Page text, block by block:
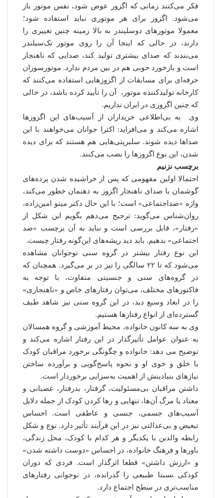
فکر می‌کنند زمانی که اگزور عوض شود، نفس موتور باز
می‌شود. اگزوز برای هر موتوری نباید استفاده شود؛
معمولا موتورهای دوسلیندر به بالا زمینه چنین تغییری را
دارند، در حالی که اینجا آن را روی موتور تک‌سیلندر
می‌بندند که صدای بیشتری تولید کند، صدایی که ناهنجار
است و بازخورد خوبی هم در بین مردم ندارد. موتورسوران
حرفه‌ای برای مسابقات از اگزوزهایی استفاده می‌کنند که
کارخانه تولیدکننده موتور، آن را تأیید کرده باشد، در حالی
که چنین اگزوزی در ایران نداریم.
وی به بی‌اطلاعی خریداران از آسیب‌های این اگزوزها
اشاره می‌کند و می‌افزاید: اکثرا جوانان می‌خواهند با این
صداها دیده شوند. سلبریتی‌هایی هم هستند که برای دیده
شدن، این نوع اگزوزها را نصب می‌کنند.
برچسب نزنیم
احتمالا اولین مفهومی که پس از خراشیده شدن پرده‌های
گوشمان با صدای ناهنجار اگزوز به ذهنمان خطور می‌کند،
واژه «ضداجتماعی» است؛ با این حال دکتر مینو امین‌زاده،
روان‌شناس می‌گوید: ترجیح می‌دهم بگویم این شکل از
«رفتار»، قابل بررسی است و نباید به آن برچسب «ضد
اجتماعی» بدهیم. باید دید ریشه‌های این‌گونه رفتار چیست.
این نوع رفتار بیشتر در گروه سنی نوجوانان مشاهده
می‌شود که تا ۲۲ سالگی را نیز در بر می‌گیرد. همچنان که
در گروه‌های سنی و جنسیتی متفاوت، با توجه به
فاکتورهای مختلف، می‌توان رفتارهای خاص و «ناهنجاری»
را در ابعاد وسیع دید، در این گروه سنی نیز شاهد طیف
گسترده‌ای از انواع رفتارها هستیم.
وی به سه کانون خانواده، محیط آموزشی و گروه همسالان
به عنوان عوامل تأثیرگذار در این رفتار اشاره می‌کند و
توضیح می دهد: خانواده و چگونگی برخورد مراقبان کودک
با خلق و خوی او و نحوه پاسخ‌گویی و برآورده ساختن
نیازهای بنیادینش از اهمیت به‌سزایی برخوردار است.
داشتن مراقبان بی‌مسئولیت، گرفتار، بدرفتار، عصبانی و
معتاد یا مرگ آن‌ها، تنهایی و رها کردن کودک از جمله دلایل
آسیب‌های جسمی، جنسی و عاطفی است. احساس
تبعیض و بی‌عدالتی نیز در این فرآیند تأثیر دارد. نوع و شکل
رابطه والدین با یکدیگر و هر کدام با کودک، محل زندگی،
باورها و فرهنگ خانواده، در احساس «دوست داشته شدن»
و «ارزش داشتن» قطعا اثرگذار است. فردی که دوران
کودکی نسبتا طبیعی را گذرانده، در نوجوانی رفتارهای
مناسب‌تری در سطح اجتماع دارد.